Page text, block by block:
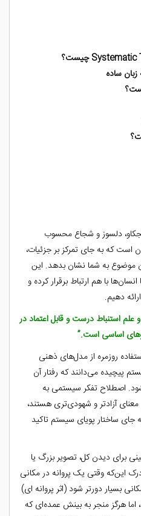
ساده
دلسوز و شجاع محسوب
است که به جای تمرکز بر جزئیات،
موضوع به شما نشان بدهد. این
با هم ارتباط برقرار کرده و
دهیم.
استنباط درست و قابل اعتماد در
اساسی است.”
روزمره از مدل‌های ذهنی
پیچیده می‌دانند که رفتار آن
اصطلاح تفکر سیستمی به
آزادتر و شهودی‌تری هستند،
ساختار پویای سیستم تاکید
برای دیدن کل، تصویر بزرگ یا
این‌که وقتی یک پروانه در مکانی
بسیار دورتر شود (اثر پروانه ای)
هرگز منجر به بینش عمده‌ای که